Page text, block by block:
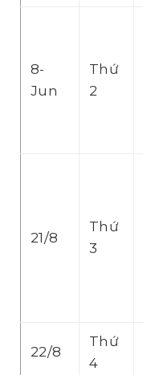
8-
Jun
Thứ
2
21/8
Thứ
3
22/8
Thứ
4